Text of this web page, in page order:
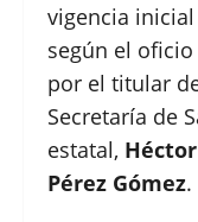
vigencia
según el
por el titular
Secretaría de
estatal,
Pérez Gómez.